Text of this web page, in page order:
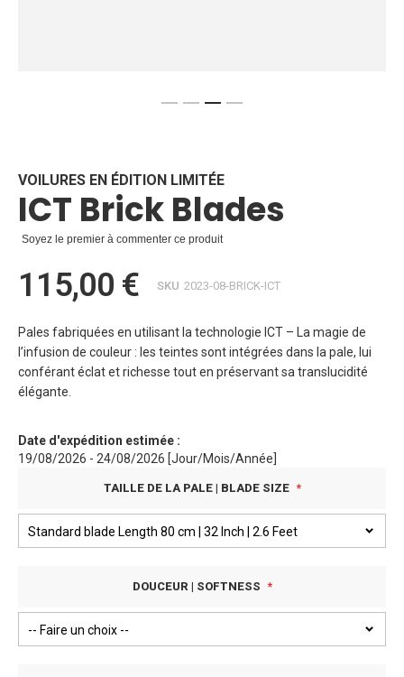
beginning
of
the
images
VOILURES EN ÉDITION LIMITÉE
ICT Brick Blades
Soyez le premier à commenter ce produit
115,00 € SKU 2023-08-BRICK-ICT
Pales fabriquées en utilisant la technologie ICT – La magie de
l’infusion de couleur : les teintes sont intégrées dans la pale, lui
conférant éclat et richesse tout en préservant sa translucidité
élégante.
Date d'expédition estimée :
19/08/2026 - 24/08/2026 [Jour/Mois/Année]
TAILLE DE LA PALE | BLADE SIZE
DOUCEUR | SOFTNESS